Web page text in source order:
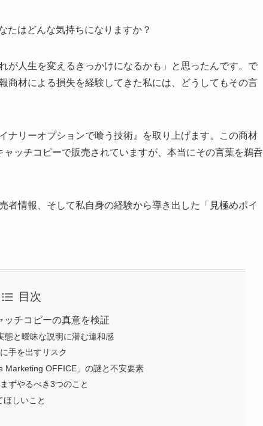
たはどんな気持ちになりますか？
が人生を変えるきっかけになるかも」と思ったんです。で
商材による損失を経験してきた私には、どうしてもその言
ナリーオプションで喰う技術』を取り上げます。この商材
ッチコピーで販売されていますが、本当にその言葉を鵜呑
者情報、そして私自身の経験から導き出した「見極めポイ
目次
チコピーの真意を検証
と曖昧な説明に潜む違和感
手を出すリスク
OFFICE」の謎と不安要素
ずやるべき3つのこと
しいこと